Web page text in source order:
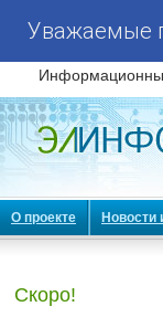
Уважаемые
О проекте Новости
Скоро!